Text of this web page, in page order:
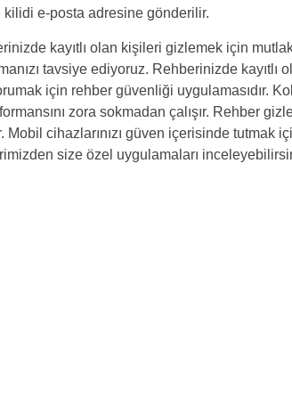
e-posta adresine gönderilir.
kayıtlı olan kişileri gizlemek için
tavsiye ediyoruz. Rehberinizde kayıtlı
için rehber güvenliği uygulamasıdır.
zora sokmadan çalışır. Rehber
Mobil cihazlarınızı güven içerisinde tutmak
size özel uygulamaları